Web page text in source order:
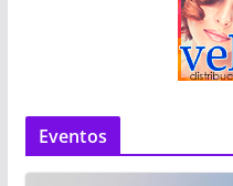
Eventos